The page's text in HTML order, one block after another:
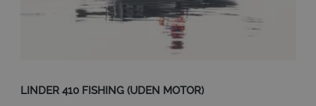
LINDER 410 FISHING (UDEN MOTOR)